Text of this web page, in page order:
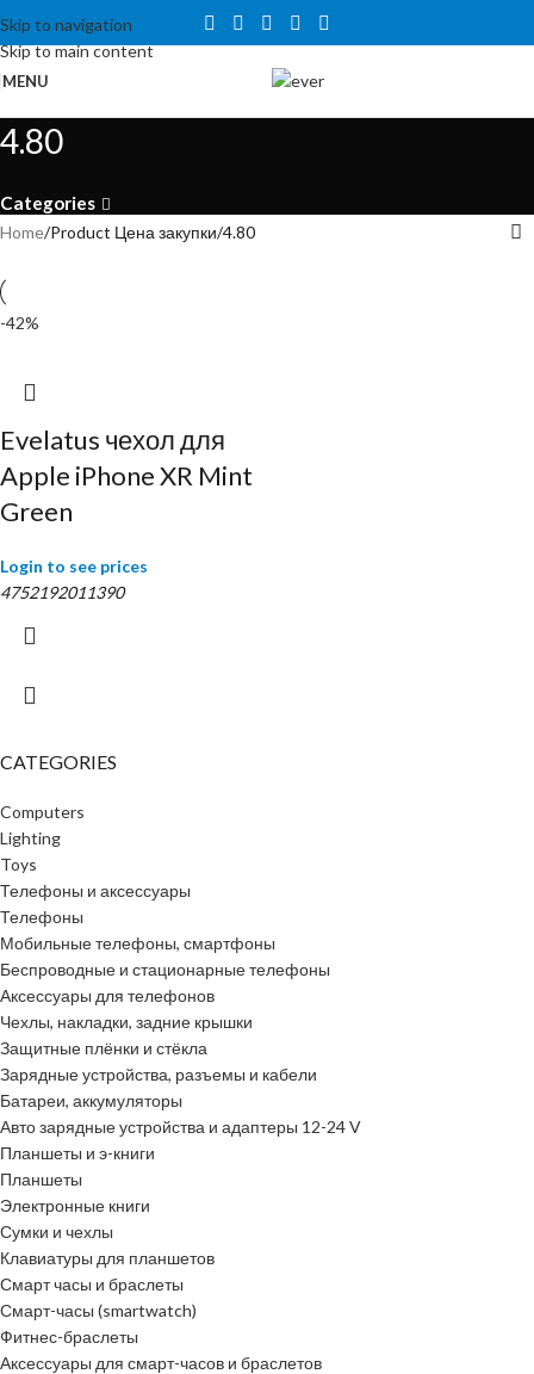
Skip to navigation
Skip to main content
Tähelepanu! Veebisait on väljatöötamisel ning töötab ajutiselt
kataloogirežiimis. Hetkel veel tellida ei saa, kuid on võimalus tutvuda
toodete ja hindadega.
MENU
4.80
Categories
CATEGORIES
Computers
Lighting
Toys
Телефоны и аксессуары
Телефоны
Мобильные телефоны, смартфоны
Беспроводные и стационарные телефоны
Аксессуары для телефонов
Чехлы, накладки, задние крышки
Защитные плёнки и стёкла
Зарядные устройства, разъемы и кабели
Батареи, аккумуляторы
Авто зарядные устройства и адаптеры 12-24 V
Планшеты и э-книги
Планшеты
Электронные книги
Сумки и чехлы
Клавиатуры для планшетов
Смарт часы и браслеты
Смарт-часы (smartwatch)
Фитнес-браслеты
Аксессуары для смарт-часов и браслетов
Home Product Цена закупки 4.80
-42%
Evelatus чехол для
Apple iPhone XR Mint
Green
Login to see prices
4752192011390